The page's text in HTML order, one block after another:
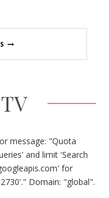
message: "Quota
and limit 'Search
for
Domain: "global".